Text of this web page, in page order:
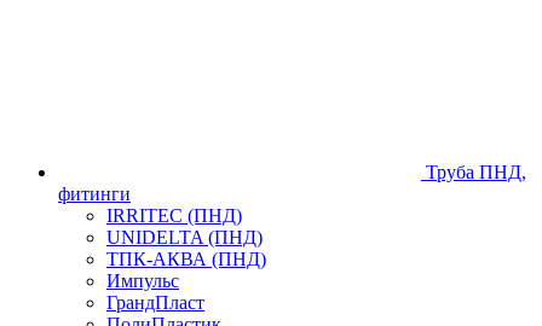
Труба ПНД,
фитинги
IRRITEC (ПНД)
UNIDELTA (ПНД)
ТПК-АКВА (ПНД)
Импульс
ГрандПласт